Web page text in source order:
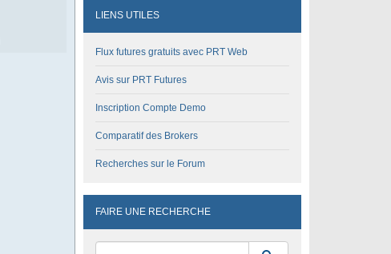
LIENS UTILES
Flux futures gratuits avec PRT Web
Avis sur PRT Futures
Inscription Compte Demo
Comparatif des Brokers
Recherches sur le Forum
FAIRE UNE RECHERCHE